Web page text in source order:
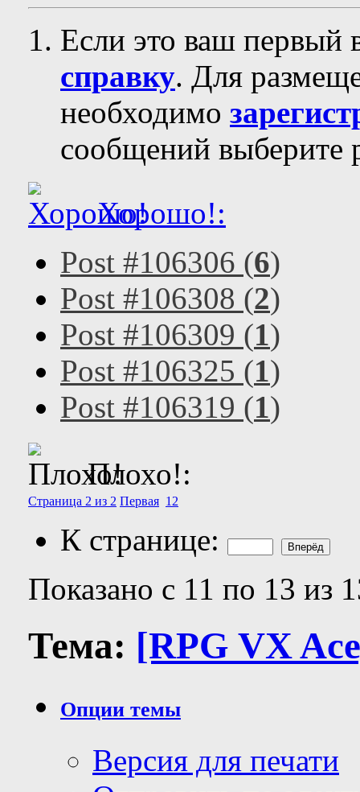
Если это ваш первый
справку. Для
необходимо
сообщений выберите
Хорошо!:
Post #106306 (6)
Post #106308 (2)
Post #106309 (1)
Post #106325 (1)
Post #106319 (1)
Плохо!:
Страница 2 из 2 Первая 1 2
К странице:
Показано с 11 по 13 из
Тема: [RPG VX
Опции темы
Версия для печати